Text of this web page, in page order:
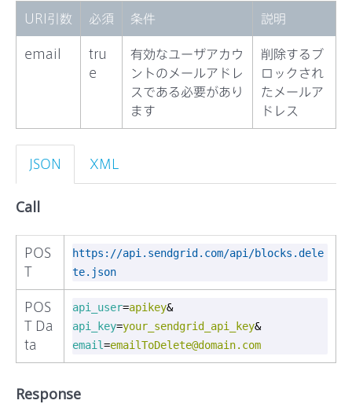
URI引数 必須 条件 説明
email
tru
e
有効なユーザアカウ
ントのメールアドレ
スである必要があり
ます
削除するブ
ロックされ
たメールア
ドレス
JSON XML
Call
POS
T
https://api.sendgrid.com/api/blocks.dele
te.json
POS
T Da
ta
api_user=apikey&
api_key=your_sendgrid_api_key&
email=emailToDelete@domain.com
Response